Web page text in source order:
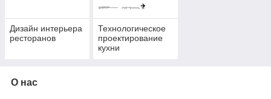
качество блюд и прибыльность заведения. Технологическое
проектирование кухни – это сложный процесс, требующий
профессионального подхода.
Дизайн интерьера
ресторанов
Технологическое
проектирование
кухни
О нас